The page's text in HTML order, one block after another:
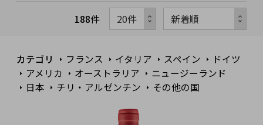
188件
カテゴリ フランス イタリア スペイン
ドイツ
アメリカ
オーストラリア
ニュージーランド
日本
チリ・アルゼンチン その他の国